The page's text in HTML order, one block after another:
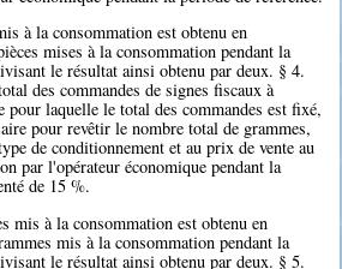
à la consommation est obtenu en
mises à la consommation pendant la
le résultat ainsi obtenu par deux. § 4.
des commandes de signes fiscaux à
pour laquelle le total des commandes est fixé,
pour revêtir le nombre total de grammes,
de conditionnement et au prix de vente au
par l'opérateur économique pendant la
de 15 %.
mis à la consommation est obtenu en
mis à la consommation pendant la
le résultat ainsi obtenu par deux. § 5.